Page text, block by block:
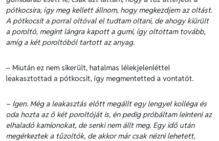
pótkocsira, így meg kellett állnom, hogy megkezdjem az oltást.
A pótkocsit a porral oltóval el tudtam oltani, de ahogy kiürült
a poroltó, megint lángra kapott a gumi, így oltottam tovább,
amíg a két poroltóból tartott az anyag.
– Miután ez nem sikerült, hatalmas lélekjelenléttel
leakasztottad a pótkocsit, így megmentetted a vontatót.
– Igen. Még a leakasztás előtt megállt egy lengyel kolléga és
oda hozta az ő két poroltóját is, én pedig próbáltam leinteni az
elhaladó kamionokat, de senki nem állt meg. Egy idő után
megérkeztek a tűzoltók, de akkor már csak nézni lehetett,